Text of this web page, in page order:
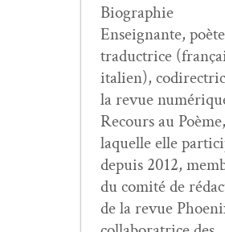
Biogra­phie
Enseignante,
tra­duc­trice
ital­ien),
la revue
Recours au
laque­lle elle
depuis 2012,
du comité de
de la revue